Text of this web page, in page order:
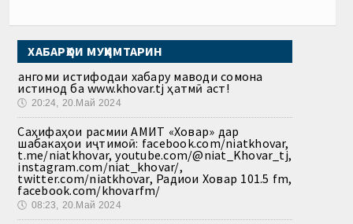
ХАБАРҲОИ МУҲИМТАРИН
Ҳангоми истифодаи хабару маводи сомона
истинод ба www.khovar.tj ҳатмӣ аст!
🕔 20:24, 20.Май 2024
Саҳифаҳои расмии АМИТ «Ховар» дар
шабакаҳои иҷтимоӣ: facebook.com/niatkhovar,
t.me/niatkhovar, youtube.com/@niat_Khovar_tj,
instagram.com/niat_khovar/,
twitter.com/niatkhovar, Радиои Ховар 101.5 fm,
facebook.com/khovarfm/
🕔 08:23, 20.Май 2024